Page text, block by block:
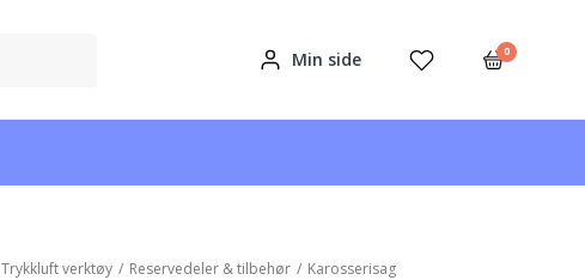
Min side 0
Trykkluft verktøy / Reservedeler & tilbehør / Karosserisag